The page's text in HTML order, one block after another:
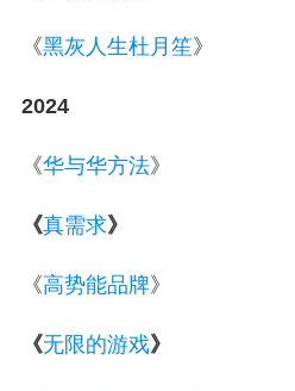
《黑灰人生杜月笙》
2024
《华与华方法》
《真需求》
《高势能品牌》
《无限的游戏》